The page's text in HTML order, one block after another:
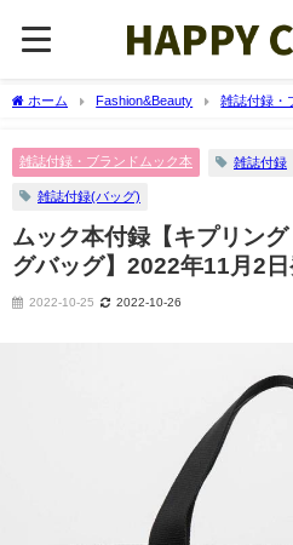
ホーム Fashion&Beauty 雑誌付録・
雑誌付録・ブランドムック本 雑誌付録
雑誌付録(バッグ)
ムック本付録【キプリン
グバッグ】2022年11月2
2022-10-25 2022-10-26